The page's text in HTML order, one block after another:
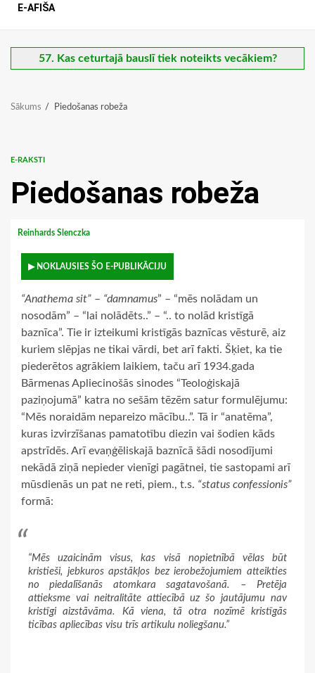
E-AFIŠA
57. Kas ceturtajā bauslī tiek noteikts vecākiem?
Sākums Piedošanas robeža
E-RAKSTI
Piedošanas robeža
Reinhards Slenczka
▶ NOKLAUSIES ŠO E-PUBLIKĀCIJU
“Anathema sit” – “damnamus” – “mēs nolādam un
nosodām” – “lai nolādēts..” – “.. to nolād kristīgā
baznīca”. Tie ir izteikumi kristīgās baznīcas vēsturē, aiz
kuriem slēpjas ne tikai vārdi, bet arī fakti. Šķiet, ka tie
piederētos agrākiem laikiem, taču arī 1934.gada
Bārmenas Apliecinošās sinodes “Teoloģiskajā
paziņojumā” katra no sešām tēzēm satur formulējumu:
“Mēs noraidām nepareizo mācību..”. Tā ir “anatēma”,
kuras izvirzīšanas pamatotību diezin vai šodien kāds
apstrīdēs. Arī evaņģēliskajā baznīcā šādi nosodījumi
nekādā ziņā nepieder vienīgi pagātnei, tie sastopami arī
mūsdienās un pat ne reti, piem., t.s. “status confessionis”
formā:
“Mēs uzaicinām visus, kas visā nopietnībā vēlas būt
kristieši, jebkuros apstākļos bez ierobežojumiem atteikties
no piedalīšanās atomkara sagatavošanā. – Pretēja
attieksme vai neitralitāte attiecībā uz šo jautājumu nav
kristīgi aizstāvāma. Kā viena, tā otra nozīmē kristīgās
ticības apliecības visu trīs artikulu noliegšanu.”